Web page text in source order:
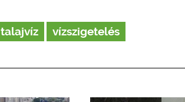
talajvíz vízszigetelés